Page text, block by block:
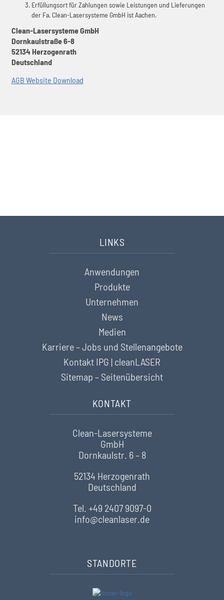
Erfüllungsort für Zahlungen sowie Leistungen und Lieferungen
der Fa. Clean-Lasersysteme GmbH ist Aachen.
Clean-Lasersysteme GmbH
Dornkaulstraße 6-8
52134 Herzogenrath
Deutschland
AGB Website Download
LINKS
Anwendungen
Produkte
Unternehmen
News
Medien
Karriere – Jobs und Stellenangebote
Kontakt IPG | cleanLASER
Sitemap – Seitenübersicht
KONTAKT
Clean-Lasersysteme
GmbH
Dornkaulstr. 6 – 8
52134 Herzogenrath
Deutschland
Tel. +49 2407 9097-0
info@cleanlaser.de
STANDORTE